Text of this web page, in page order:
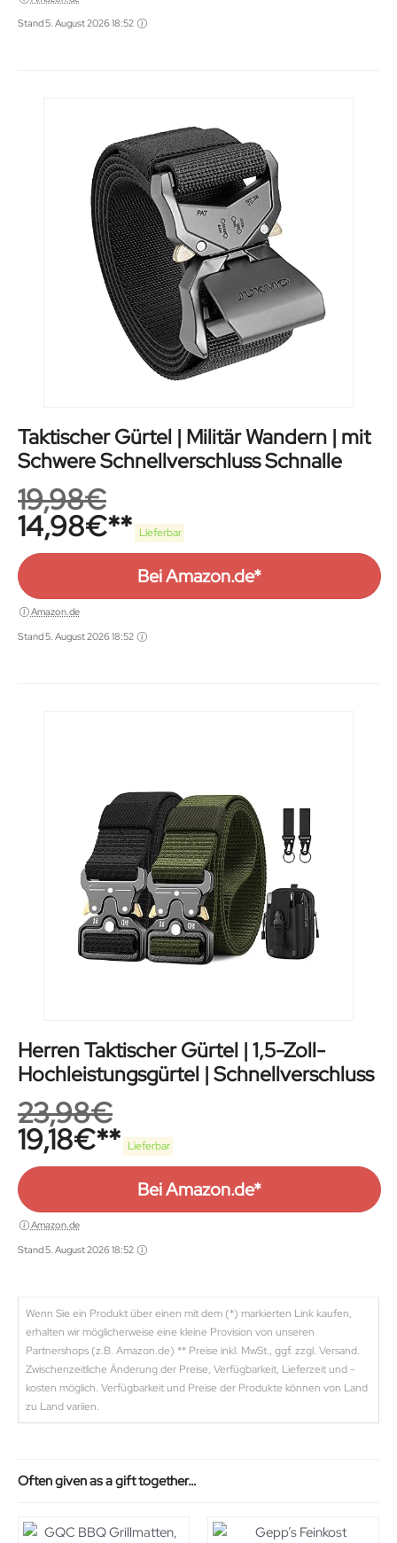
Stand 5. August 2026 18:52
Taktischer Gürtel | Militär Wandern | mit
Schwere Schnellverschluss Schnalle
19,98€
14,98€ Lieferbar
Bei Amazon.de*
Amazon.de
Stand 5. August 2026 18:52
Herren Taktischer Gürtel | 1,5-Zoll-
Hochleistungsgürtel | Schnellverschluss
23,98€
19,18€ Lieferbar
Bei Amazon.de*
Amazon.de
Stand 5. August 2026 18:52
Wenn Sie ein Produkt über einen mit dem (*) markierten Link kaufen,
erhalten wir möglicherweise eine kleine Provision von unseren
Partnershops (z.B. Amazon.de) ** Preise inkl. MwSt., ggf. zzgl. Versand.
Zwischenzeitliche Änderung der Preise, Verfügbarkeit, Lieferzeit und -
kosten möglich. Verfügbarkeit und Preise der Produkte können von Land
zu Land variien.
Often given as a gift together…